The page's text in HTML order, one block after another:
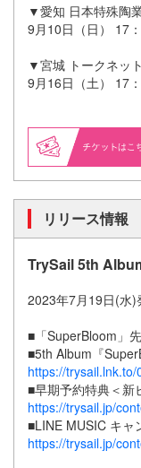
▼愛知 日本特殊陶
9月10日（日） 17
▼宮城 トークネッ
9月16日（土） 17
はこ
リリース情報
TrySail 5th
2023年7月19日(水)
■「SuperBloom」
■5th Album『
https://
■早期予約特典＜新
https://trysail.jp/
■LINE MUSIC キャ
https://trysail.jp/